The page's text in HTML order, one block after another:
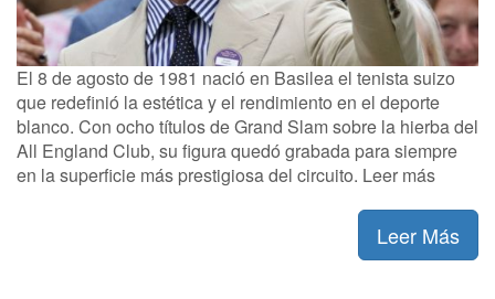
El 8 de agosto de 1981 nació en Basilea el tenista suizo
que redefinió la estética y el rendimiento en el deporte
blanco. Con ocho títulos de Grand Slam sobre la hierba del
All England Club, su figura quedó grabada para siempre
en la superficie más prestigiosa del circuito. Leer más
Leer Más